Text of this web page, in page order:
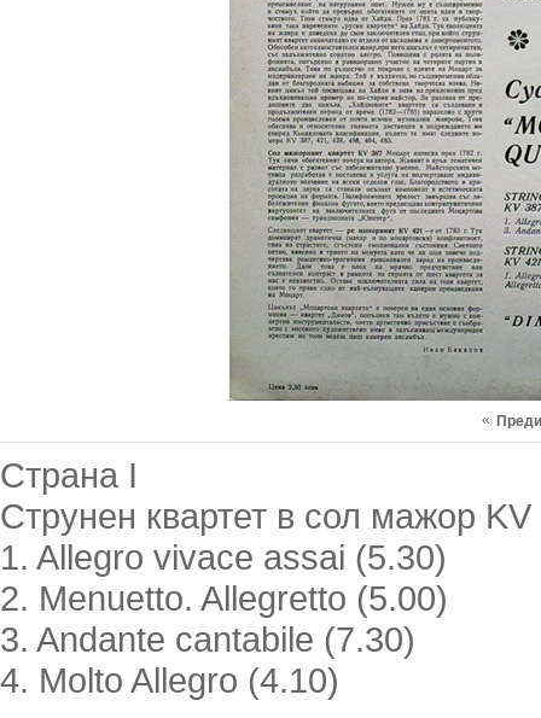
«
Страна I
Струнен квартет в сол мажор KV
1. Allegro vivace assai (5.30)
2. Menuetto. Allegretto (5.00)
3. Andante cantabile (7.30)
4. Molto Allegro (4.10)